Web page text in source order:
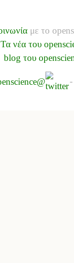
με το
Τα νέα του
blog του